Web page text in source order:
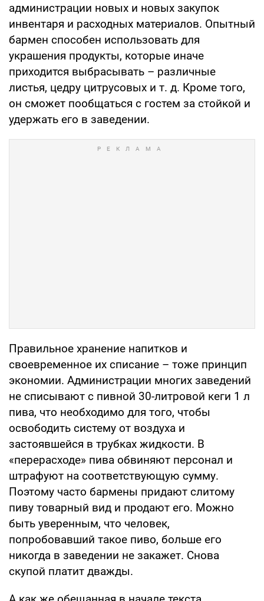
администрации новых и новых закупок
инвентаря и расходных материалов. Опытный
бармен способен использовать для
украшения продукты, которые иначе
приходится выбрасывать – различные
листья, цедру цитрусовых и т. д. Кроме того,
он сможет пообщаться с гостем за стойкой и
удержать его в заведении.
Правильное хранение напитков и
своевременное их списание – тоже принцип
экономии. Администрации многих заведений
не списывают с пивной 30-литровой кеги 1 л
пива, что необходимо для того, чтобы
освободить систему от воздуха и
застоявшейся в трубках жидкости. В
«перерасходе» пива обвиняют персонал и
штрафуют на соответствующую сумму.
Поэтому часто бармены придают слитому
пиву товарный вид и продают его. Можно
быть уверенным, что человек,
попробовавший такое пиво, больше его
никогда в заведении не закажет. Снова
скупой платит дважды.